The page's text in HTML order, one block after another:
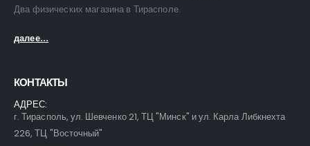
Два физических магазина в Тирасполе.
далее...
КОНТАКТЫ
АДРЕС:
г. Тирасполь, ул. Шевченко 21, ТЦ "Минск" и ул. Карла Либкнехта
226, ТЦ "Восточный"